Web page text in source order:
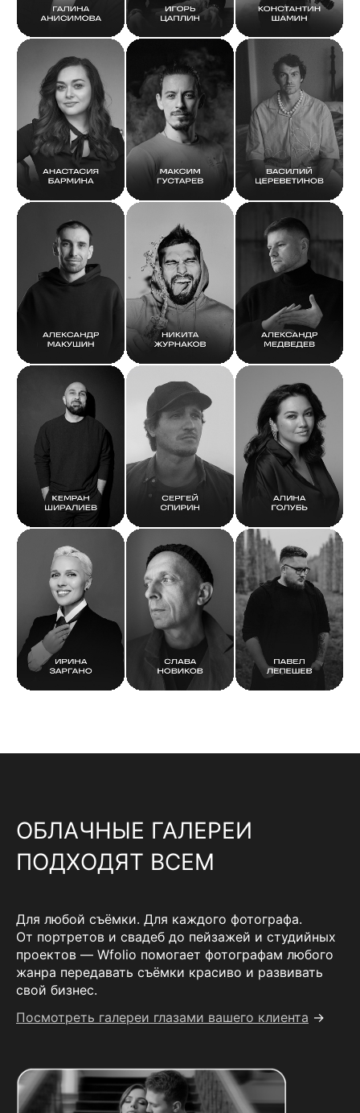
ОБЛАЧНЫЕ ГАЛЕРЕИ
ПОДХОДЯТ ВСЕМ
Для любой съёмки. Для каждого фотографа.
От портретов и свадеб до пейзажей и студийных
проектов — Wfolio помогает фотографам любого
жанра передавать съёмки красиво и развивать
свой бизнес.
Посмотреть галереи глазами вашего клиента →